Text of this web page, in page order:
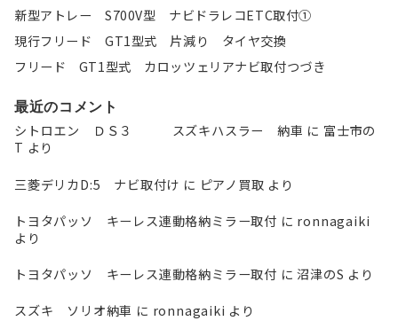
新型アトレー S700V型 ナビドラレコETC取付①
現行フリード GT1型式 片減り タイヤ交換
フリード GT1型式 カロッツェリアナビ取付つづき
最近のコメント
シトロエン ＤＳ３ スズキハスラー 納車 に 富士市の
T より
三菱デリカD:5 ナビ取付け に ピアノ買取 より
トヨタパッソ キーレス連動格納ミラー取付 に ronnagaiki
より
トヨタパッソ キーレス連動格納ミラー取付 に沼津のS より
スズキ ソリオ納車 に ronnagaiki より